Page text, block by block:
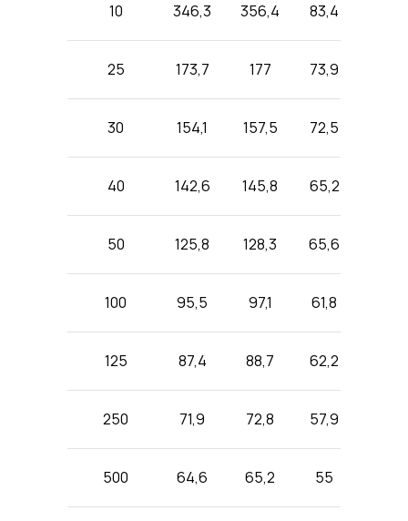
10 346,3 356,4 83,4
25 173,7 177 73,9
30 154,1 157,5 72,5
40 142,6 145,8 65,2
50 125,8 128,3 65,6
100 95,5 97,1 61,8
125 87,4 88,7 62,2
250 71,9 72,8 57,9
500 64,6 65,2 55